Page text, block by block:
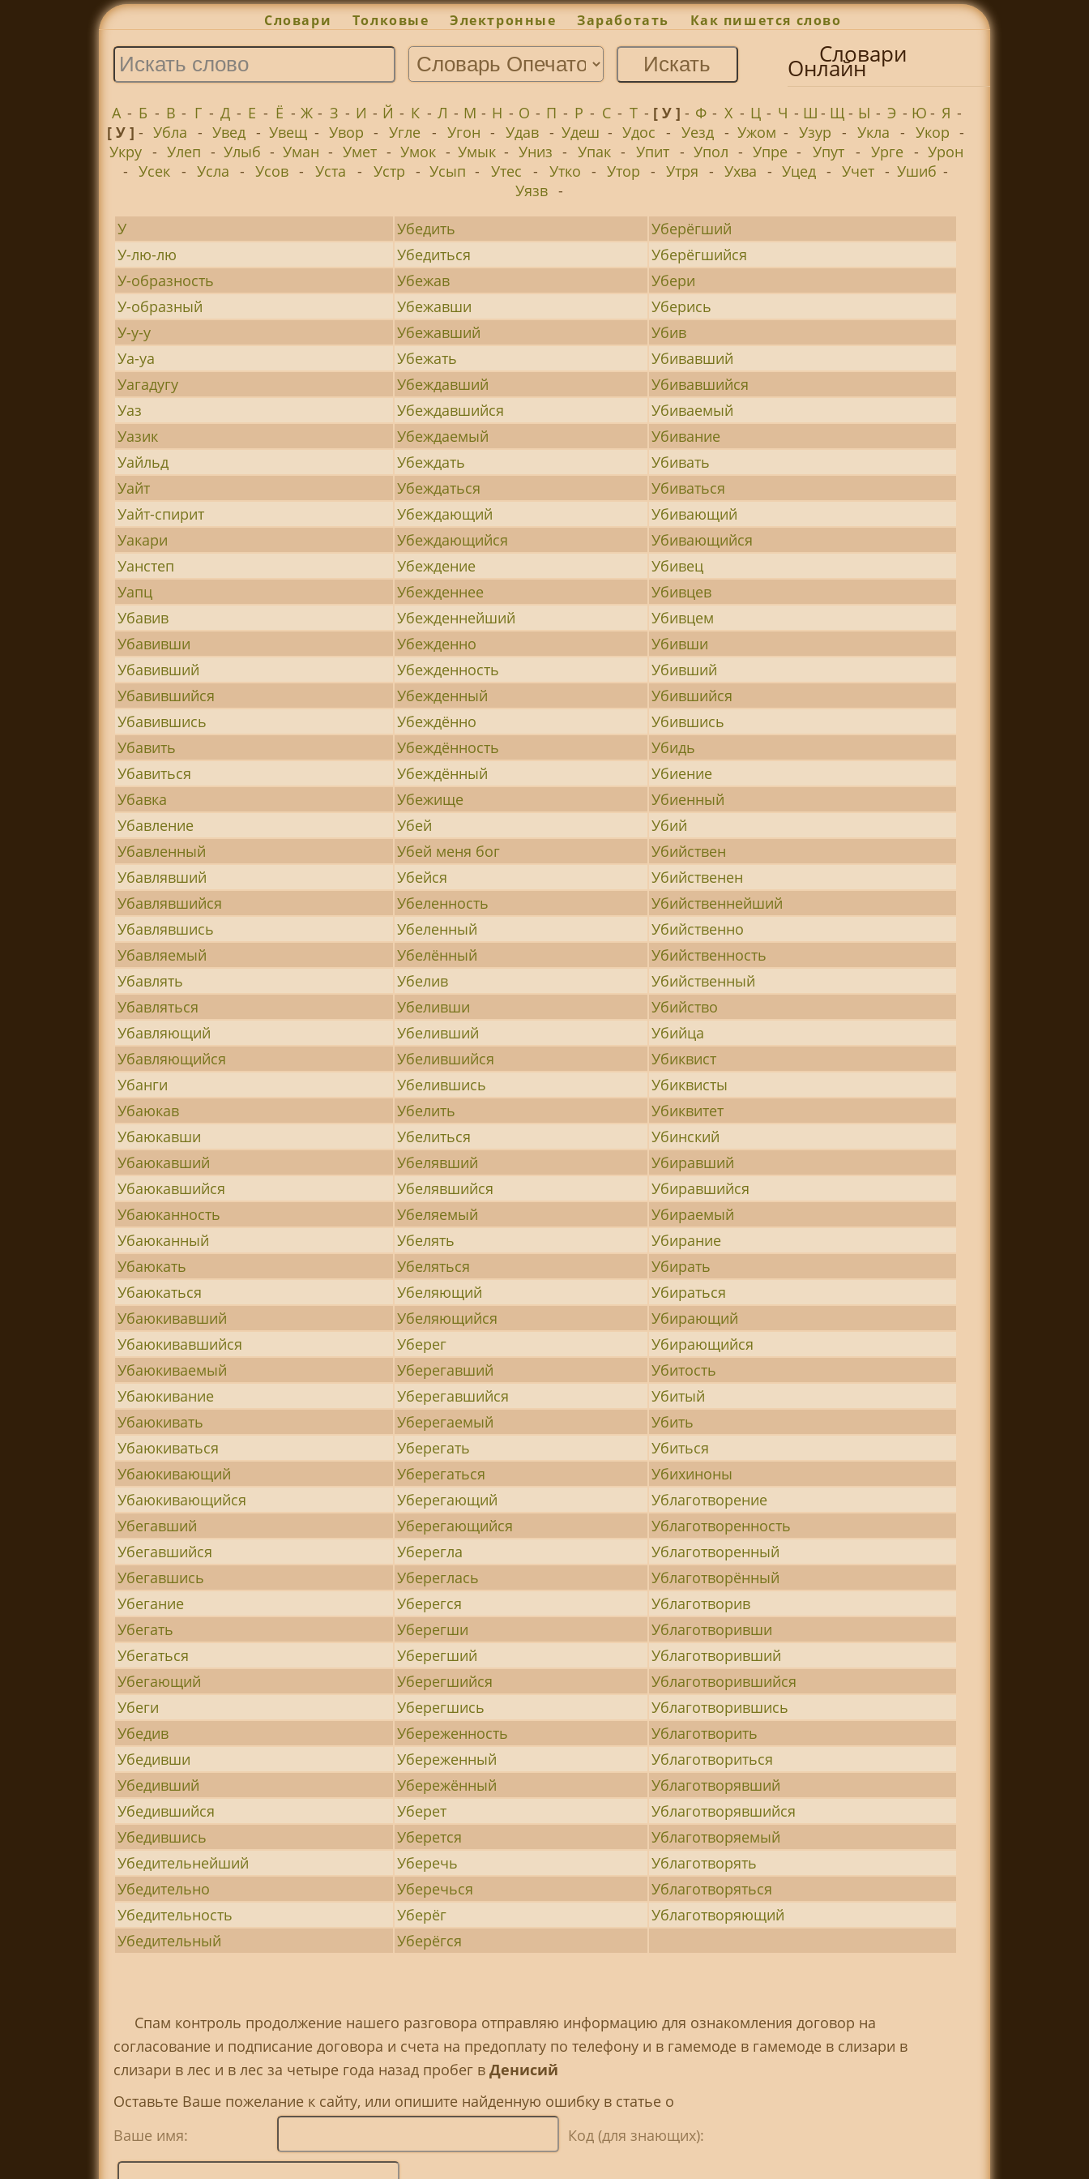
Словари Толковые Электронные Заработать Как пишется слово
Словари
Онлайн
А - Б - В - Г - Д - Е - Ё - Ж - З - И - Й - К - Л - М - Н - О - П - Р - С - Т - [ У ]- Ф - Х - Ц - Ч - Ш - Щ - Ы - Э - Ю- Я -
[ У ]- Убла - Увед - Увещ - Увор - Угле - Угон - Удав - Удеш - Удос - Уезд - Ужом - Узур - Укла - Укор -
Укру - Улеп - Улыб - Уман - Умет - Умок - Умык - Униз - Упак - Упит - Упол - Упре - Упут - Урге - Урон
-
Усек - Усла - Усов - Уста - Устр - Усып - Утес - Утко - Утор - Утря - Ухва - Уцед - Учет - Ушиб -
Уязв -
У
Убедить
Уберёгший
У-лю-лю
Убедиться
Уберёгшийся
У-образность
Убежав
Убери
У-образный
Убежавши
Уберись
У-у-у
Убежавший
Убив
Уа-уа
Убежать
Убивавший
Уагадугу
Убеждавший
Убивавшийся
Уаз
Убеждавшийся
Убиваемый
Уазик
Убеждаемый
Убивание
Уайльд
Убеждать
Убивать
Уайт
Убеждаться
Убиваться
Уайт-спирит
Убеждающий
Убивающий
Уакари
Убеждающийся
Убивающийся
Уанстеп
Убеждение
Убивец
Уапц
Убежденнее
Убивцев
Убавив
Убежденнейший
Убивцем
Убавивши
Убежденно
Убивши
Убавивший
Убежденность
Убивший
Убавившийся
Убежденный
Убившийся
Убавившись
Убеждённо
Убившись
Убавить
Убеждённость
Убидь
Убавиться
Убеждённый
Убиение
Убавка
Убежище
Убиенный
Убавление
Убей
Убий
Убавленный
Убей меня бог
Убийствен
Убавлявший
Убейся
Убийственен
Убавлявшийся
Убеленность
Убийственнейший
Убавлявшись
Убеленный
Убийственно
Убавляемый
Убелённый
Убийственность
Убавлять
Убелив
Убийственный
Убавляться
Убеливши
Убийство
Убавляющий
Убеливший
Убийца
Убавляющийся
Убелившийся
Убиквист
Убанги
Убелившись
Убиквисты
Убаюкав
Убелить
Убиквитет
Убаюкавши
Убелиться
Убинский
Убаюкавший
Убелявший
Убиравший
Убаюкавшийся
Убелявшийся
Убиравшийся
Убаюканность
Убеляемый
Убираемый
Убаюканный
Убелять
Убирание
Убаюкать
Убеляться
Убирать
Убаюкаться
Убеляющий
Убираться
Убаюкивавший
Убеляющийся
Убирающий
Убаюкивавшийся
Уберег
Убирающийся
Убаюкиваемый
Уберегавший
Убитость
Убаюкивание
Уберегавшийся
Убитый
Убаюкивать
Уберегаемый
Убить
Убаюкиваться
Уберегать
Убиться
Убаюкивающий
Уберегаться
Убихиноны
Убаюкивающийся
Уберегающий
Ублаготворение
Убегавший
Уберегающийся
Ублаготворенность
Убегавшийся
Уберегла
Ублаготворенный
Убегавшись
Убереглась
Ублаготворённый
Убегание
Уберегся
Ублаготворив
Убегать
Уберегши
Ублаготворивши
Убегаться
Уберегший
Ублаготворивший
Убегающий
Уберегшийся
Ублаготворившийся
Убеги
Уберегшись
Ублаготворившись
Убедив
Убереженность
Ублаготворить
Убедивши
Убереженный
Ублаготвориться
Убедивший
Убережённый
Ублаготворявший
Убедившийся
Уберет
Ублаготворявшийся
Убедившись
Уберется
Ублаготворяемый
Убедительнейший
Уберечь
Ублаготворять
Убедительно
Уберечься
Ублаготворяться
Убедительность
Уберёг
Ублаготворяющий
Убедительный
Уберёгся
Спам контроль продолжение нашего разговора отправляю информацию для ознакомления договор на
согласование и подписание договора и счета на предоплату по телефону и в гамемоде в гамемоде в слизари в
слизари в лес и в лес за четыре года назад пробег в Денисий
Оставьте Ваше пожелание к сайту, или опишите найденную ошибку в статье о
Ваше имя:
Код (для знающих):